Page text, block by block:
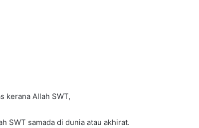
kerana Allah SWT,
SWT samada di dunia atau akhirat.